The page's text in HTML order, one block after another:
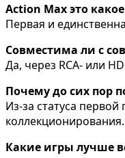
Action Max это
Первая и
Совместима ли с
Да, через RCA- или
Почему до сих пор
Из-за статуса
коллекционирования.
Какие игры лучше